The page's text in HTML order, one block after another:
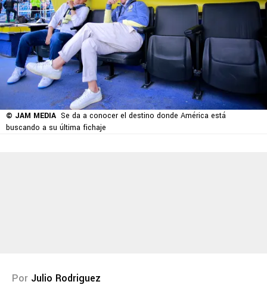
© JAM MEDIA Se da a conocer el destino donde América está
buscando a su última fichaje
Por Julio Rodriguez